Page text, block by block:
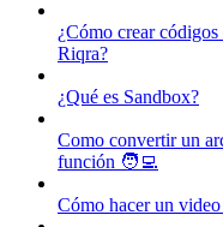
¿Cómo crear
Riqra?
¿Qué es Sandbox?
Como convertir un
función 🧑‍💻
Cómo hacer un